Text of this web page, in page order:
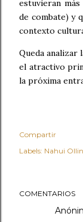
estuvieran
de combate) y
contexto
Queda analizar
el atractivo
la próxima
Compartir
Labels: Nahui Ollin
COMENTARIOS